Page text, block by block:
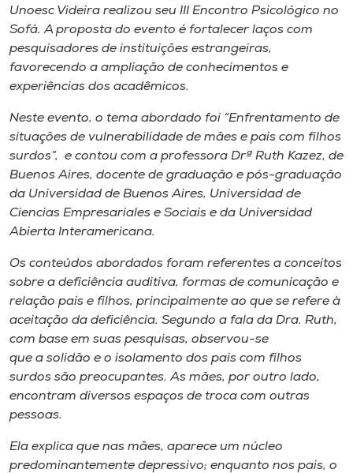
A+
A-
Unoesc Videira realizou seu III Encontro Psicológico no
Sofá. A proposta do evento é fortalecer laços com
pesquisadores de instituições estrangeiras,
favorecendo a ampliação de conhecimentos e
experiências dos acadêmicos.
Neste evento, o tema abordado foi “Enfrentamento de
situações de vulnerabilidade de mães e pais com filhos
surdos”, e contou com a professora Drª Ruth Kazez, de
Buenos Aires, docente de graduação e pós-graduação
da Universidad de Buenos Aires, Universidad de
Ciencias Empresariales e Sociais e da Universidad
Abierta Interamericana.
Os conteúdos abordados foram referentes a conceitos
sobre a deficiência auditiva, formas de comunicação e
relação pais e filhos, principalmente ao que se refere à
aceitação da deficiência. Segundo a fala da Dra. Ruth,
com base em suas pesquisas, observou-se
que a solidão e o isolamento dos pais com filhos
surdos são preocupantes. As mães, por outro lado,
encontram diversos espaços de troca com outras
pessoas.
Ela explica que nas mães, aparece um núcleo
predominantemente depressivo; enquanto nos pais, o